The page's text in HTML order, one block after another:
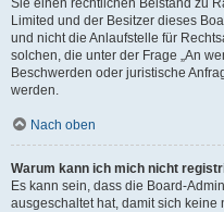
Sie einen rechtlichen Beistand zu
Limited und der Besitzer dieses
und nicht die Anlaufstelle für
solchen, die unter der Frage „An
Beschwerden oder juristische
werden.
Nach oben
Warum kann ich mich nicht
Es kann sein, dass die Board-
ausgeschaltet hat, damit sich